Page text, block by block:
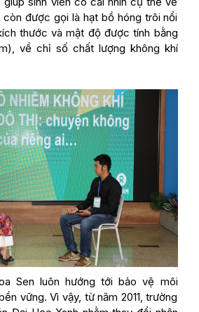
được gọi là hạt bồ hóng trôi nổi
thước và mật độ được tính bằng
về chỉ số chất lượng không khí
Sen luôn hướng tới bảo vệ môi
vững. Vì vậy, từ năm 2011, trường